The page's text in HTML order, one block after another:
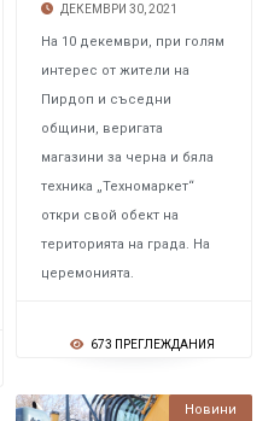
ДЕКЕМВРИ 30, 2021
На 10 декември, при голям
интерес от жители на
Пирдоп и съседни
общини, веригата
магазини за черна и бяла
техника „Техномаркет“
откри свой обект на
територията на града. На
церемонията.
673 ПРЕГЛЕЖДАНИЯ
Новини